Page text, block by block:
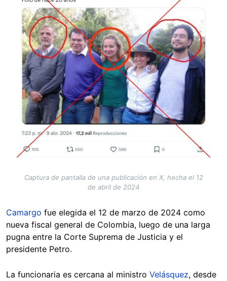
Captura de pantalla de una publicación en X, hecha el 12
de abril de 2024
Camargo fue elegida el 12 de marzo de 2024 como
nueva fiscal general de Colombia, luego de una larga
pugna entre la Corte Suprema de Justicia y el
presidente Petro.
La funcionaria es cercana al ministro Velásquez, desde